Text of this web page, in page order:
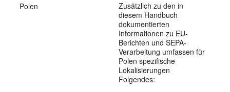
Polen
Zusätzlich zu den in
diesem Handbuch
dokumentierten
Informationen zu EU-
Berichten und SEPA-
Verarbeitung umfassen für
Polen spezifische
Lokalisierungen
Folgendes: